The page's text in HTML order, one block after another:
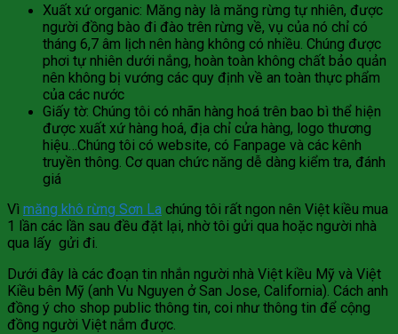
Xuất xứ organic: Măng này là măng rừng tự nhiên, được
người đồng bào đi đào trên rừng về, vụ của nó chỉ có
tháng 6,7 âm lịch nên hàng không có nhiều. Chúng được
phơi tự nhiên dưới nắng, hoàn toàn không chất bảo quản
nên không bị vướng các quy định về an toàn thực phẩm
của các nước
Giấy tờ: Chúng tôi có nhãn hàng hoá trên bao bì thể hiện
được xuất xứ hàng hoá, địa chỉ cửa hàng, logo thương
hiệu…Chúng tôi có website, có Fanpage và các kênh
truyền thông. Cơ quan chức năng dễ dàng kiểm tra, đánh
giá
Vì măng khô rừng Sơn La chúng tôi rất ngon nên Việt kiều mua
1 lần các lần sau đều đặt lại, nhờ tôi gửi qua hoặc người nhà
qua lấy gửi đi.
Dưới đây là các đoạn tin nhắn người nhà Việt kiều Mỹ và Việt
Kiều bên Mỹ (anh Vu Nguyen ở San Jose, California). Cách anh
đồng ý cho shop public thông tin, coi như thông tin để cộng
đồng người Việt nắm được.